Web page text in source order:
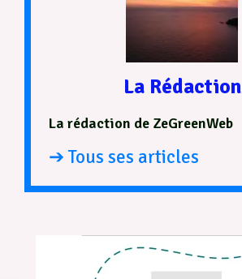
La Rédaction
La rédaction de ZeGreenWeb
➔ Tous ses articles